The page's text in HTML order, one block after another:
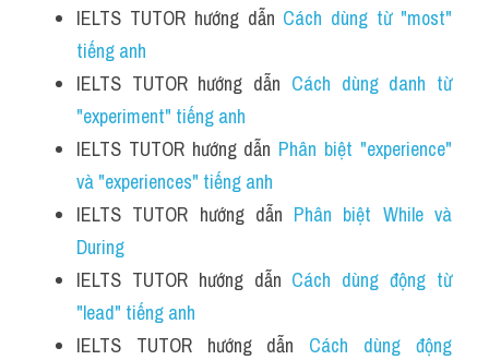
IELTS TUTOR hướng dẫn Cách dùng từ "most"
tiếng anh
IELTS TUTOR hướng dẫn Cách dùng danh từ
"experiment" tiếng anh
IELTS TUTOR hướng dẫn Phân biệt "experience"
và "experiences" tiếng anh
IELTS TUTOR hướng dẫn Phân biệt While và
During
IELTS TUTOR hướng dẫn Cách dùng động từ
"lead" tiếng anh
IELTS TUTOR hướng dẫn Cách dùng động